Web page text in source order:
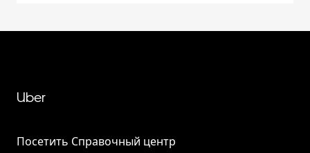
Uber
Посетить Справочный центр